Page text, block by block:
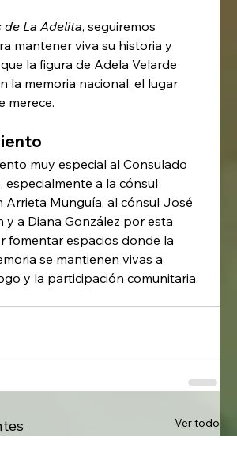
de La Adelita, seguiremos
mantener viva su historia y
la figura de Adela Velarde
la memoria nacional, el lugar
merece.
muy especial al Consulado
especialmente a la cónsul
Arrieta Munguía, al cónsul José
y a Diana González por esta
fomentar espacios donde la
se mantienen vivas a
y la participación comunitaria.
Ver todo